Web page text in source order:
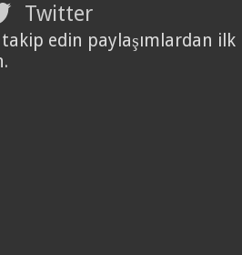
Twitter
takip edin paylaşımlardan ilk